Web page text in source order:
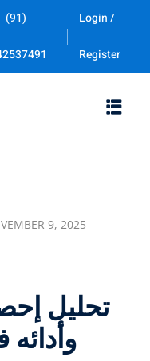
(91) Login /
Register
9, 2025
تحليل